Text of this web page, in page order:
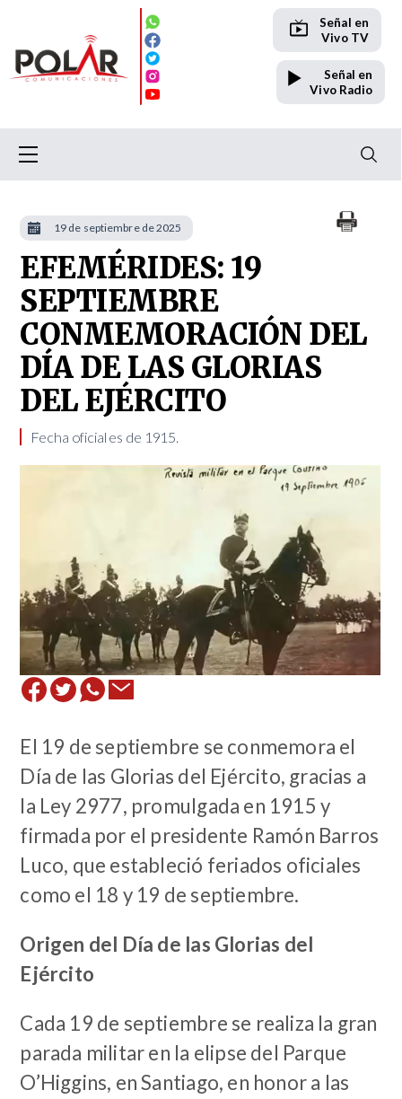
Señal en
Vivo TV
Señal en
Vivo Radio
EFEMÉRIDES: 19
SEPTIEMBRE
CONMEMORACIÓN DEL
DÍA DE LAS GLORIAS
DEL EJÉRCITO
Fecha oficial es de 1915. ​
El 19 de septiembre se conmemora el
Día de las Glorias del Ejército, gracias a
la Ley 2977, promulgada en 1915 y
firmada por el presidente Ramón Barros
Luco, que estableció feriados oficiales
como el 18 y 19 de septiembre.
Origen del Día de las Glorias del
Ejército
Cada 19 de septiembre se realiza la gran
parada militar en la elipse del Parque
O’Higgins, en Santiago, en honor a las
19 de septiembre de 2025